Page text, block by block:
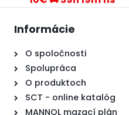
Informácie
O spoločnosti
Spolupráca
O produktoch
SCT - online katalóg
MANNOL mazací plán